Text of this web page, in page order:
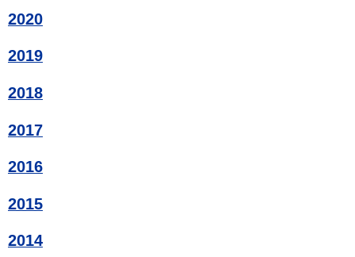
2020
2019
2018
2017
2016
2015
2014